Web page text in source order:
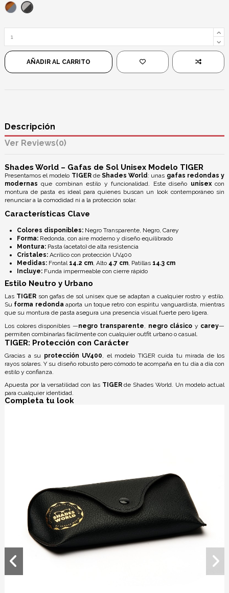
Havana/Negro
Gris Transparente/Negro
AÑADIR AL CARRITO
Descripción
Reviews(0)
Shades World – Gafas de Sol Unisex Modelo TIGER
Presentamos el modelo TIGERdeShades World: unas gafas redondas y
modernas que combinan estilo y funcionalidad. Este diseño unisexcon
montura de pasta es ideal para quienes buscan un look contemporáneo sin
renunciar a la comodidad ni a la protección solar.
Características Clave
Colores disponibles: Negro Transparente, Negro, Carey
Forma: Redonda, con aire moderno y diseño equilibrado
Montura: Pasta (acetato) de alta resistencia
Cristales: Acrílico con protección UV400
Medidas: Frontal 14.2 cm , Alto 4.7 cm , Patillas 14.3 cm
Incluye: Funda impermeable con cierre rápido
Estilo Neutro y Urbano
Las TIGERson gafas de sol unisex que se adaptan a cualquier rostro y estilo.
Su forma redonda aporta un toque retro con espíritu vanguardista, mientras
que su montura de pasta asegura una presencia visual fuerte pero ligera.
Los colores disponibles —negro transparente negro clásico y carey—
permiten combinarlas fácilmente con cualquier outfit urbano o casual.
TIGER: Protección con Carácter
Gracias a su protección UV400 , el modelo TIGER cuida tu mirada de los
rayos solares. Y su diseño robusto pero cómodo te acompaña en tu día a día con
estilo y confianza.
Apuesta por la versatilidad con las TIGERde Shades World. Un modelo actual
para cualquier identidad.
Completa tu look